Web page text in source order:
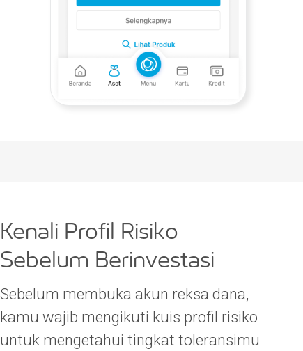
Kenali Profil Risiko
Sebelum Berinvestasi
Sebelum membuka akun reksa dana,
kamu wajib mengikuti kuis profil risiko
untuk mengetahui tingkat toleransimu